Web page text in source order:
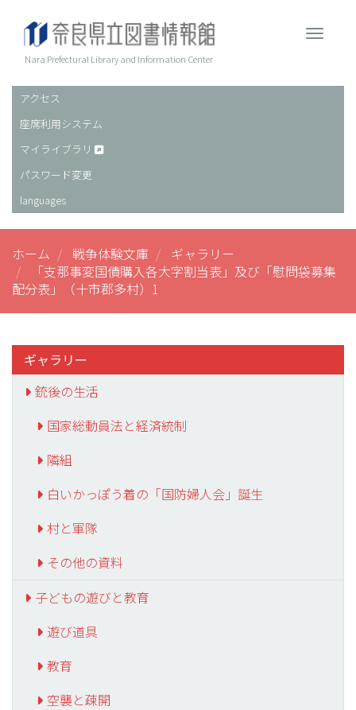
Nara Prefectural Library and Information Center
ヘ
ッ
ダ
ー
アクセス
座席利用システム
マイライブラリ
パスワード変更
languages
ホーム 戦争体験文庫
ギャラリー
「支那事変国債購入各大字割当表」及び「慰問袋募集
配分表」（十市郡多村）1
ギャラリー
銃後の生活
国家総動員法と経済統制
隣組
白いかっぽう着の「国防婦人会」誕生
村と軍隊
その他の資料
子どもの遊びと教育
遊び道具
教育
空襲と疎開